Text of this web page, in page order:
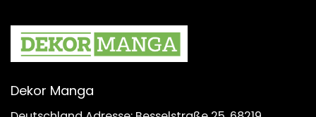
Dekor Manga